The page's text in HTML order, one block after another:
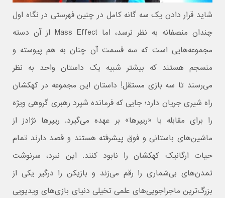
شاید قرار دادن یک سه‌ گانه کامل در چنین فهرستی در نگاه اول
چندان منصفانه به نظر نرسد، اما Mass Effect از آن دسته
مجموعه‌هایی است که سه قسمت آن چنان به‌ هم پیوسته و
منسجم هستند که بیشتر شبیه یک داستان واحد به نظر
می‌رسند تا سه بازی مستقل! داستان این مجموعه در کهکشان
راه شیری جریان دارد؛ جایی که فرمانده شپرد رهبری گروهی ویژه
را برای مقابله با «ریپرها» بر عهده می‌گیرد. ریپرها نژادز از
ماشین‌های باستانی و فوق‌ پیشرفته هستند و قصد دارند تمام
حیات ارگانیک کهکشان را نابود کنند. این نبرد، سرنوشت
تمدن‌های بی‌شماری را رقم می‌زند و بازیکن را درگیر یکی از
بزرگ‌ترین ماجراجویی‌های علمی‌ تخیلی دنیای بازی‌های ویدیویی